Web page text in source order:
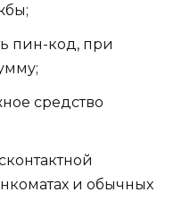
пин-код, при
средство
и обычных